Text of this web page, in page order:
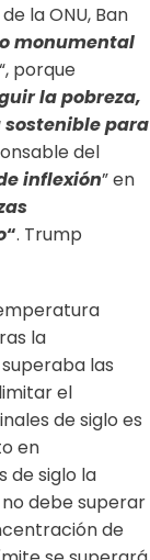
la ONU, Ban
monumental
“, porque
la pobreza,
para
del
inflexión” en
“. Trump
la
las
el
de siglo es
en
de siglo la
debe superar
de